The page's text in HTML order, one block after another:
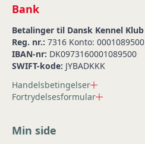
Bank
Betalinger til Dansk Kennel Klub
Reg. nr.: 7316 Konto: 0001089500
IBAN-nr: DK0973160001089500
SWIFT-kode: JYBADKKK
Handelsbetingelser
Fortrydelsesformular
Min side